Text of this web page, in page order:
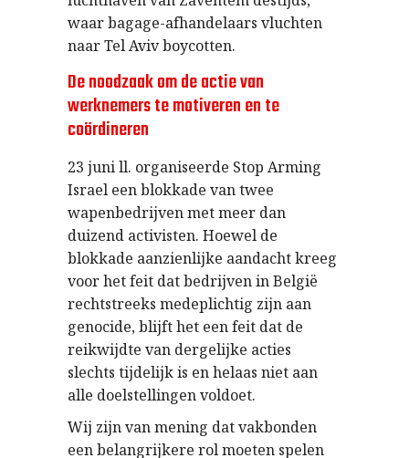
waar bagage-afhandelaars vluchten
naar Tel Aviv boycotten.
De noodzaak om de actie van
werknemers te motiveren en te
coördineren
23 juni ll. organiseerde Stop Arming
Israel een blokkade van twee
wapenbedrijven met meer dan
duizend activisten. Hoewel de
blokkade aanzienlijke aandacht kreeg
voor het feit dat bedrijven in België
rechtstreeks medeplichtig zijn aan
genocide, blijft het een feit dat de
reikwijdte van dergelijke acties
slechts tijdelijk is en helaas niet aan
alle doelstellingen voldoet.
Wij zijn van mening dat vakbonden
een belangrijkere rol moeten spelen